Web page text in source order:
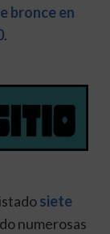
bronce en
.
siete
numerosas